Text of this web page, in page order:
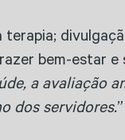
bem-estar
a avaliação
dos servidores.”